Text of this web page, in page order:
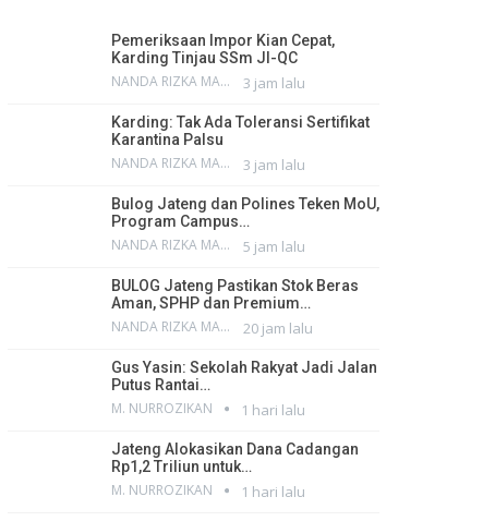
Pemeriksaan Impor Kian Cepat,
Karding Tinjau SSm JI-QC
NANDA RIZKA MAHENDRA 3 jam lalu
Karding: Tak Ada Toleransi Sertifikat
Karantina Palsu
NANDA RIZKA MAHENDRA 3 jam lalu
Bulog Jateng dan Polines Teken MoU,
Program Campus…
NANDA RIZKA MAHENDRA 5 jam lalu
BULOG Jateng Pastikan Stok Beras
Aman, SPHP dan Premium…
NANDA RIZKA MAHENDRA 20 jam lalu
Gus Yasin: Sekolah Rakyat Jadi Jalan
Putus Rantai…
M. NURROZIKAN 1 hari lalu
Jateng Alokasikan Dana Cadangan
Rp1,2 Triliun untuk…
M. NURROZIKAN 1 hari lalu